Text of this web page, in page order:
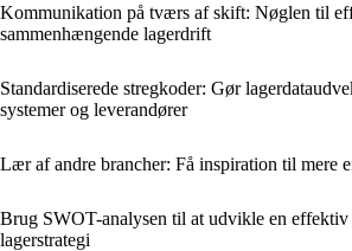
Kommunikation på tværs af skift: Nøglen til
sammenhængende lagerdrift
Standardiserede stregkoder: Gør
systemer og leverandører
Lær af andre brancher: Få inspiration til mere
Brug SWOT-analysen til at udvikle en effektiv
lagerstrategi